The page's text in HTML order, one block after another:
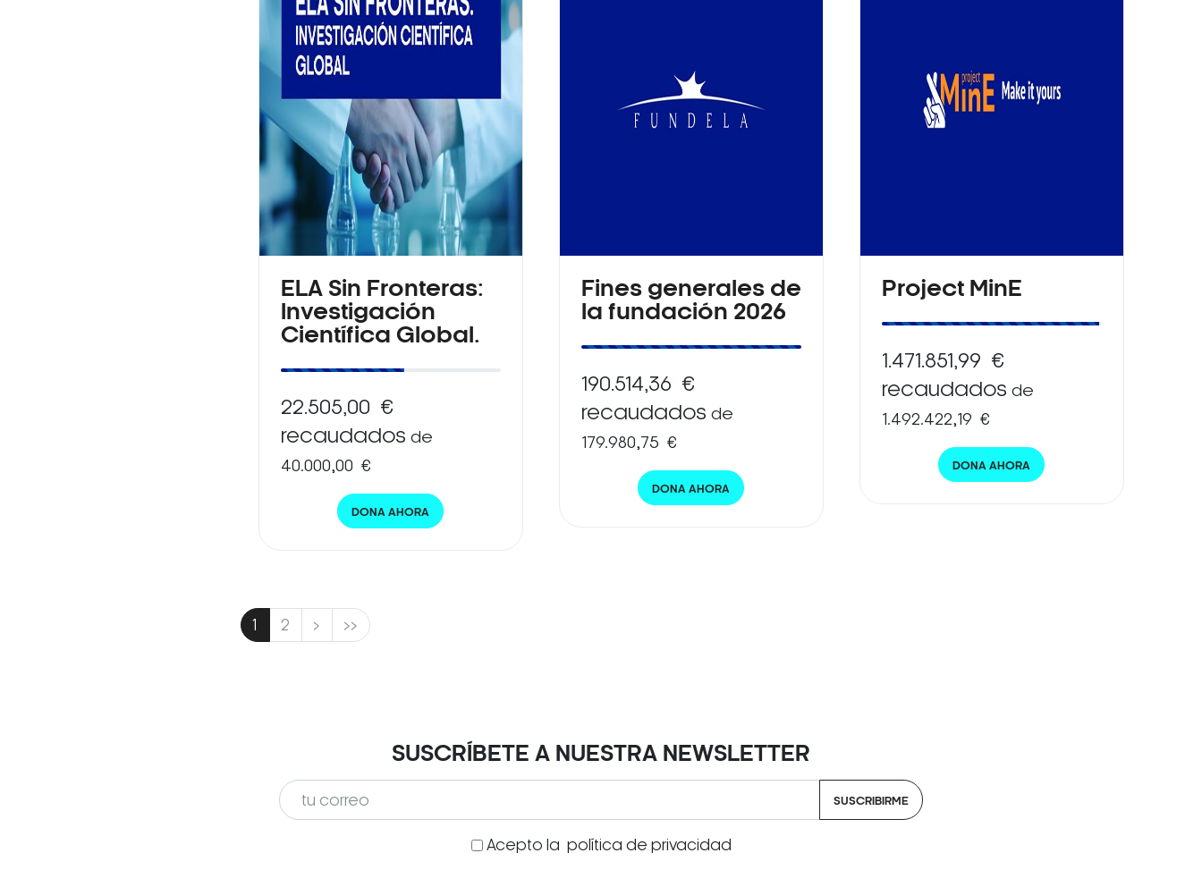
ELA Sin Fronteras:
Investigación
Científica Global.
22.505,00 €
recaudados de
40.000,00 €
DONA AHORA
Fines generales de
la fundación 2026
190.514,36 €
recaudados de
179.980,75 €
DONA AHORA
Project MinE
1.471.851,99 €
recaudados de
1.492.422,19 €
DONA AHORA
1 2 > >>
SUSCRÍBETE A NUESTRA NEWSLETTER
SUSCRIBIRME
Acepto la política de privacidad